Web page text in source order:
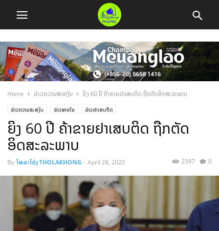
Home ຂ່າວຄວາມສະຫງົບ ຍິງ 60 ປີ ຄ້າຂາຍຢາເສບຕິດ ຖືກຕັດອິດສະລະພາບ
ຂ່າວຄວາມສະຫງົບ ຂ່າວພາຍໃນ ຂ່າວຢາເສບຕິດ
ຍິງ 60 ປີ ຄ້າຂາຍຢາເສບຕິດ ຖືກຕັດ
ອິດສະລະພາບ
By ໂທລະໂຄ່ງ THOLAKHONG - April 28, 2022 0
2397